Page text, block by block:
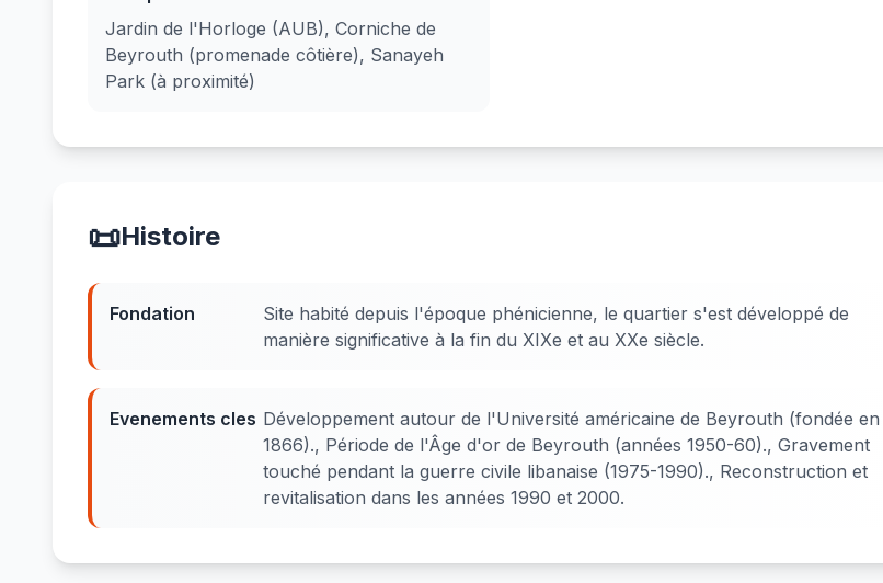
Jardin de l'Horloge (AUB), Corniche de
Beyrouth (promenade côtière), Sanayeh
Park (à proximité)
📜Histoire
Fondation
Site habité depuis l'époque phénicienne, le quartier s'est développé de
manière significative à la fin du XIXe et au XXe siècle.
Evenements cles Développement autour de l'Université américaine de Beyrouth (fondée en
1866)., Période de l'Âge d'or de Beyrouth (années 1950-60)., Gravement
touché pendant la guerre civile libanaise (1975-1990)., Reconstruction et
revitalisation dans les années 1990 et 2000.